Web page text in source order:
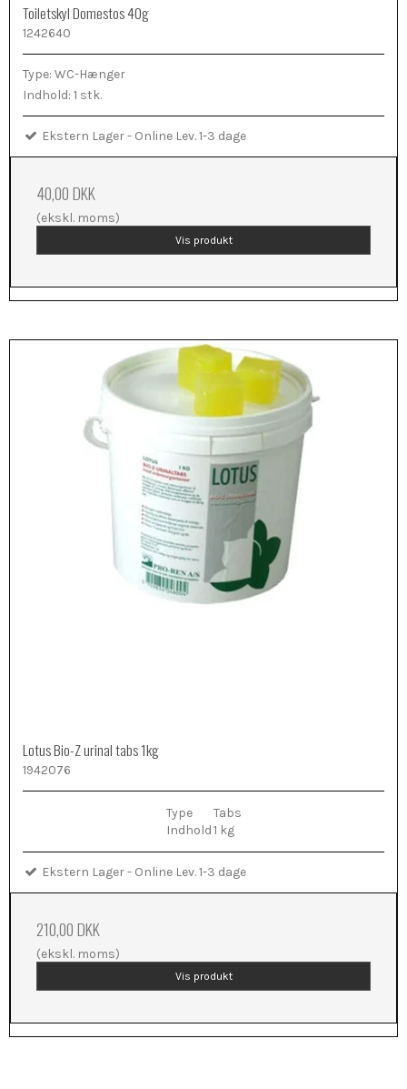
Toiletskyl Domestos 40g
1242640
Type: WC-Hænger
Indhold: 1 stk.
Ekstern Lager - Online Lev. 1-3 dage
40,00 DKK
(ekskl. moms)
Vis produkt
Lotus Bio-Z urinal tabs 1kg
1942076
Type
Tabs
Indhold1 kg
Ekstern Lager - Online Lev. 1-3 dage
210,00 DKK
(ekskl. moms)
Vis produkt